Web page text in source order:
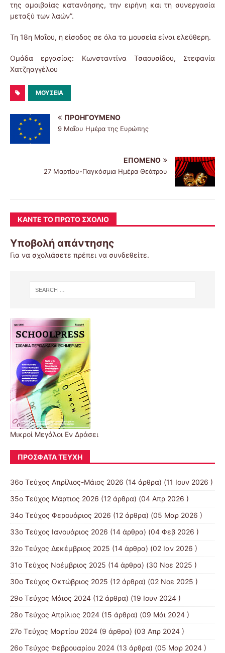
της αμοιβαίας κατανόησης, την ειρήνη και τη συνεργασία
μεταξύ των λαών”.
Τη 18η Μαΐου, η είσοδος σε όλα τα μουσεία είναι ελεύθερη.
Ομάδα εργασίας: Κωνσταντίνα Τσαουσίδου, Στεφανία
Χατζηαγγέλου
ΜΟΥΣΕΊΑ
ΠΡΟΗΓΟΎΜΕΝΟ
9 Μαΐου Ημέρα της Ευρώπης
ΕΠΌΜΕΝΟ
27 Μαρτίου-Παγκόσμια Ημέρα Θεάτρου
ΚΆΝΤΕ ΤΟ ΠΡΏΤΟ ΣΧΌΛΙΟ
Υποβολή απάντησης
Για να σχολιάσετε πρέπει να συνδεθείτε.
Μικροί Μεγάλοι Εν Δράσει
ΠΡΌΣΦΑΤΑ ΤΕΎΧΗ
36ο Τεύχος Απρίλιος-Μάιος 2026 (14 άρθρα) (11 Ιουν 2026 )
35ο Τεύχος Μάρτιος 2026 (12 άρθρα) (04 Απρ 2026 )
34ο Τεύχος Φερουάριος 2026 (12 άρθρα) (05 Μαρ 2026 )
33ο Τεύχος Ιανουάριος 2026 (14 άρθρα) (04 Φεβ 2026 )
32ο Τεύχος Δεκέμβριος 2025 (14 άρθρα) (02 Ιαν 2026 )
31ο Τεύχος Νοέμβριος 2025 (14 άρθρα) (30 Νοε 2025 )
30ο Τεύχος Οκτώβριος 2025 (12 άρθρα) (02 Νοε 2025 )
29ο Τεύχος Μάιος 2024 (12 άρθρα) (19 Ιουν 2024 )
28ο Τεύχος Απρίλιος 2024 (15 άρθρα) (09 Μάι 2024 )
27ο Τεύχος Μαρτίου 2024 (9 άρθρα) (03 Απρ 2024 )
26ο Τεύχος Φεβρουαρίου 2024 (13 άρθρα) (05 Μαρ 2024 )